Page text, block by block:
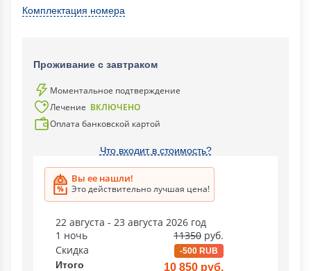
Комплектация номера
Проживание с завтраком
Моментальное подтверждение
Лечение ВКЛЮЧЕНО
Оплата банковской картой
Что входит в стоимость?
Вы ее нашли!
Это действительно лучшая цена!
22 августа - 23 августа 2026 год
1 ночь
11350 руб.
Скидка
-500 RUB
Итого 10 850 руб.